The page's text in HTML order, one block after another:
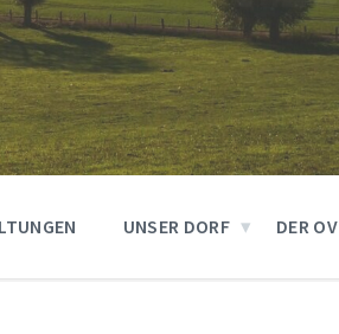
UNSER DORF DER